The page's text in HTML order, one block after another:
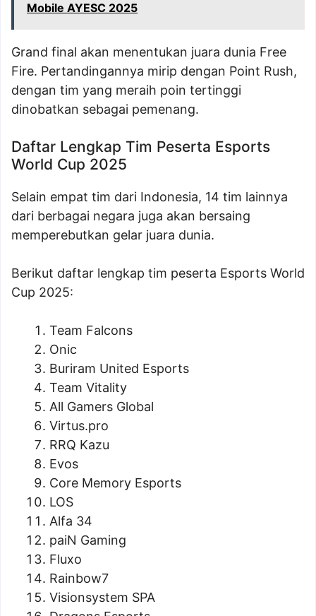
Mobile AYESC 2025
Grand final akan menentukan juara dunia Free
Fire. Pertandingannya mirip dengan Point Rush,
dengan tim yang meraih poin tertinggi
dinobatkan sebagai pemenang.
Daftar Lengkap Tim Peserta Esports
World Cup 2025
Selain empat tim dari Indonesia, 14 tim lainnya
dari berbagai negara juga akan bersaing
memperebutkan gelar juara dunia.
Berikut daftar lengkap tim peserta Esports World
Cup 2025:
Team Falcons
Onic
Buriram United Esports
Team Vitality
All Gamers Global
Virtus.pro
RRQ Kazu
Evos
Core Memory Esports
LOS
Alfa 34
paiN Gaming
Fluxo
Rainbow7
Visionsystem SPA